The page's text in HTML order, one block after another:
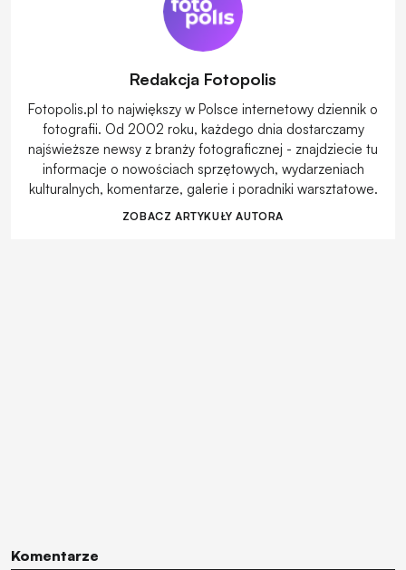
Redakcja Fotopolis
Fotopolis.pl to największy w Polsce internetowy dziennik o
fotografii. Od 2002 roku, każdego dnia dostarczamy
najświeższe newsy z branży fotograficznej - znajdziecie tu
informacje o nowościach sprzętowych, wydarzeniach
kulturalnych, komentarze, galerie i poradniki warsztatowe.
ZOBACZ ARTYKUŁY AUTORA
Komentarze